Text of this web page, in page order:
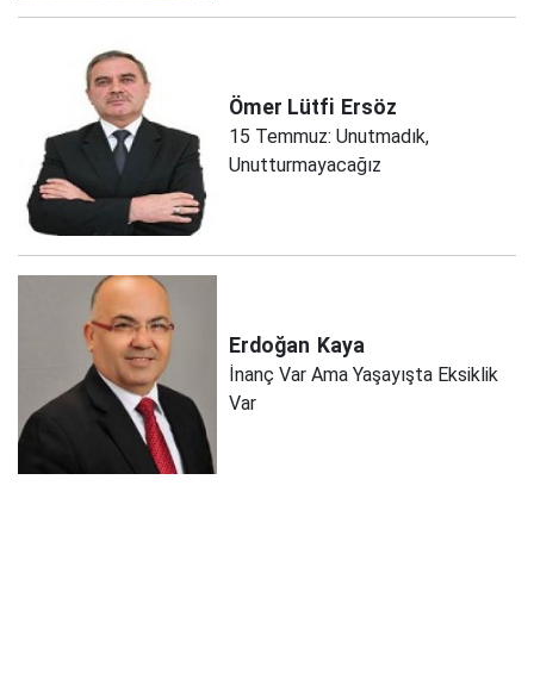
Ömer Lütfi Ersöz
15 Temmuz: Unutmadık,
Unutturmayacağız
Erdoğan Kaya
İnanç Var Ama Yaşayışta Eksiklik
Var